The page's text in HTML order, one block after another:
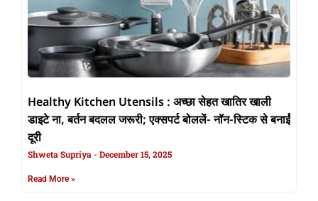
Healthy Kitchen Utensils : अच्छा सेहत खातिर खाली
डाइटे ना, बर्तन बदलल जरूरी; एक्सपर्ट बोललें- नॉन-स्टिक से बनाईं
दूरी
Shweta Supriya December 15, 2025
Read More »